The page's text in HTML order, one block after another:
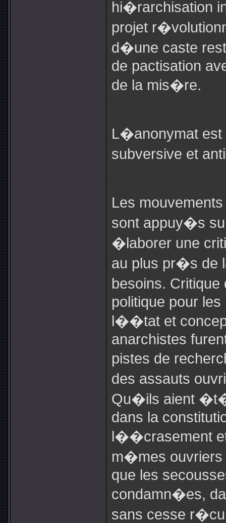
hi�rarchisation
projet
d�une caste
de pactisation
de la mis�re.
L�anonymat
subversive et
Les
sont appuy�s
�laborer une
au plus pr�s de
besoins.
politique pour
l��tat et
anarchistes
pistes de
des assauts
Qu�ils aient
dans la
l��crasement
m�mes ouvriers
que les
condamn�es,
sans cesse